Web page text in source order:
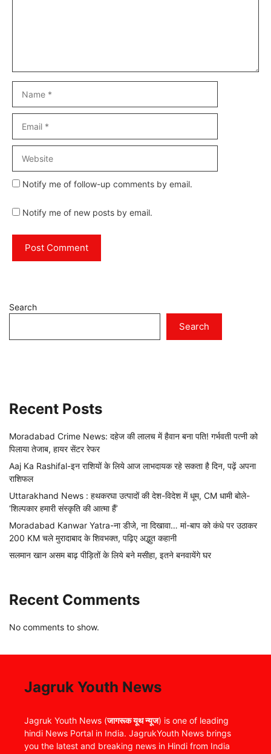
Notify me of follow-up comments by email.
Notify me of new posts by email.
Search
Search
Recent Posts
Moradabad Crime News: दहेज की लालच में हैवान बना पति! गर्भवती पत्नी को
पिलाया तेजाब, हायर सेंटर रेफर
Aaj Ka Rashifal-इन राशियों के लिये आज लाभदायक रहे सकता है दिन, पढ़ें अपना
राशिफल
Uttarakhand News : हथकरघा उत्पादों की देश-विदेश में धूम, CM धामी बोले-
‘शिल्पकार हमारी संस्कृति की आत्मा हैं’
Moradabad Kanwar Yatra-ना डीजे, ना दिखावा… मां-बाप को कंधे पर उठाकर
200 KM चले मुरादाबाद के शिवभक्त, पढ़िए अद्भुत कहानी
सलमान खान असम बाढ़ पीड़ितों के लिये बने मसीहा, इतने बनवायेंगे घर
Recent Comments
No comments to show.
Jagruk Youth News
Jagruk Youth News (जागरूक यूथ न्यूज) is one of leading
hindi News Portal in India. JagrukYouth News brings
you the latest and breaking news in Hindi from India